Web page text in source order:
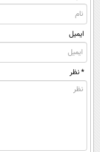
ایمیل
* نظر